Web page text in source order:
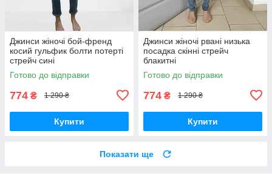
Джинси жіночі бой-френд
косий гульфик болти потерті
стрейч сині
Готово до відправки
774 ₴ 1 290 ₴
Купити
Джинси жіночі рвані низька
посадка скінні стрейч
блакитні
Готово до відправки
774 ₴ 1 290 ₴
Купити
Показати ще